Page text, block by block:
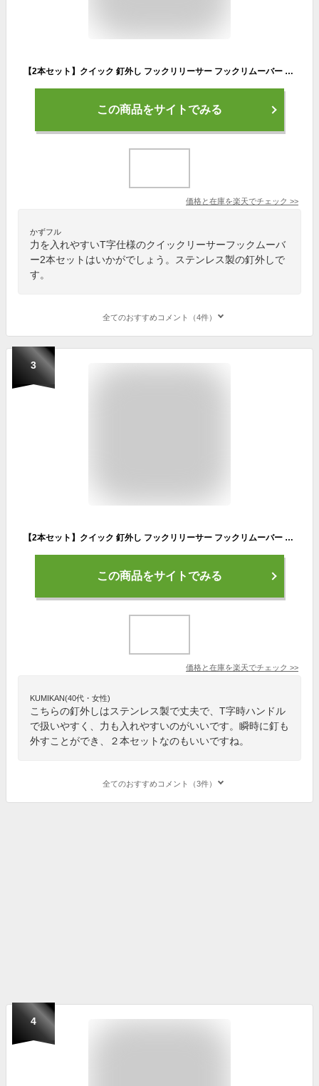
【2本セット】クイック 釘外し フックリリーサー フックリムーバー T字ハンドル 釣り道具 持ちやすい 力の入れやすい ステンレス製 フック 送料無料
この商品をサイトでみる
価格と在庫を楽天でチェック >>
かずフル
力を入れやすいT字仕様のクイックリーサーフックムーバ
ー2本セットはいかがでしょう。ステンレス製の釘外しで
す。
全てのおすすめコメント（4件）
3
【2本セット】クイック 釘外し フックリリーサー フックリムーバー T字ハンドル 釣り道具 持ちやすい 力の入れやすい ステンレス製 フック 送料無料
この商品をサイトでみる
価格と在庫を楽天でチェック >>
KUMIKAN(40代・女性)
こちらの釘外しはステンレス製で丈夫で、T字時ハンドル
で扱いやすく、力も入れやすいのがいいです。瞬時に釘も
外すことができ、２本セットなのもいいですね。
全てのおすすめコメント（3件）
4